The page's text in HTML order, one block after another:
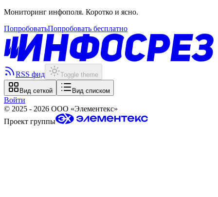
Мониторинг инфополя. Коротко и ясно.
ПопробоватьПопробовать бесплатно
RSS фид Toggle theme
Вид сеткой Вид списком
Войти
© 2025 - 2026 ООО «Элементекс»
Проект группы